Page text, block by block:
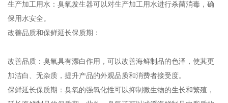
‌生产加工用水‌：臭氧发生器可以对生产加工用水进行杀菌消毒，确
保用水安全‌。
‌改善品质和保鲜延长保质期‌：
‌改善品质‌：臭氧具有漂白作用，可以改善海鲜制品的色泽，使其更
加洁白、无杂质，提升产品的外观品质和消费者接受度‌。
‌保鲜延长保质期‌：臭氧的强氧化性可以抑制微生物的生长和繁殖，